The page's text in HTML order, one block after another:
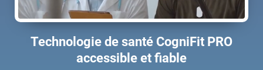
Technologie de santé CogniFit PRO
accessible et fiable